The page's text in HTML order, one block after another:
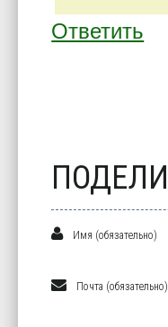
Ответить
Имя (обязательно)
Почта (обязательно)